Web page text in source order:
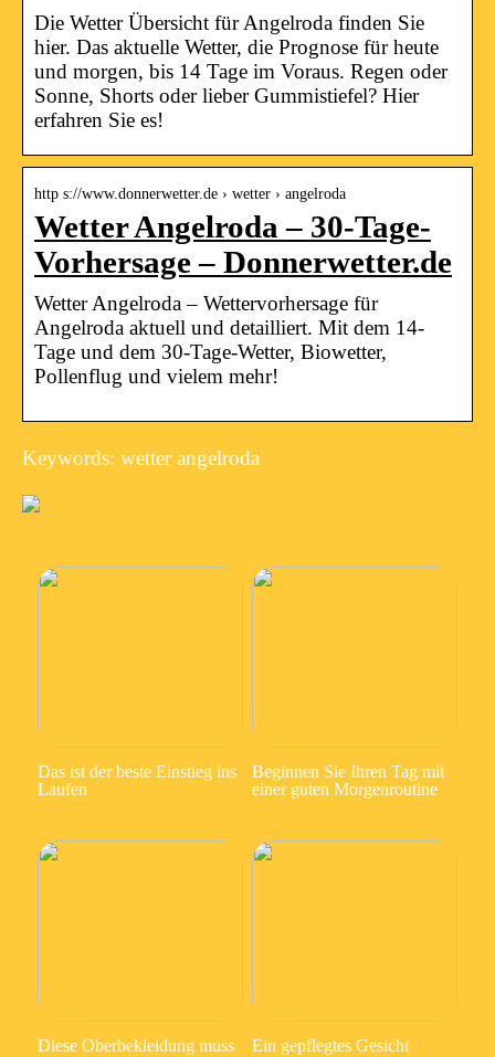
Die Wetter Übersicht für Angelroda finden Sie
hier. Das aktuelle Wetter, die Prognose für heute
und morgen, bis 14 Tage im Voraus. Regen oder
Sonne, Shorts oder lieber Gummistiefel? Hier
erfahren Sie es!
http s://www.donnerwetter.de › wetter › angelroda
Wetter Angelroda – 30-Tage-
Vorhersage – Donnerwetter.de
Wetter Angelroda – Wettervorhersage für
Angelroda aktuell und detailliert. Mit dem 14-
Tage und dem 30-Tage-Wetter, Biowetter,
Pollenflug und vielem mehr!
Keywords: wetter angelroda
Das ist der beste Einstieg ins
Laufen
Beginnen Sie Ihren Tag mit
einer guten Morgenroutine
Diese Oberbekleidung muss
Ein gepflegtes Gesicht